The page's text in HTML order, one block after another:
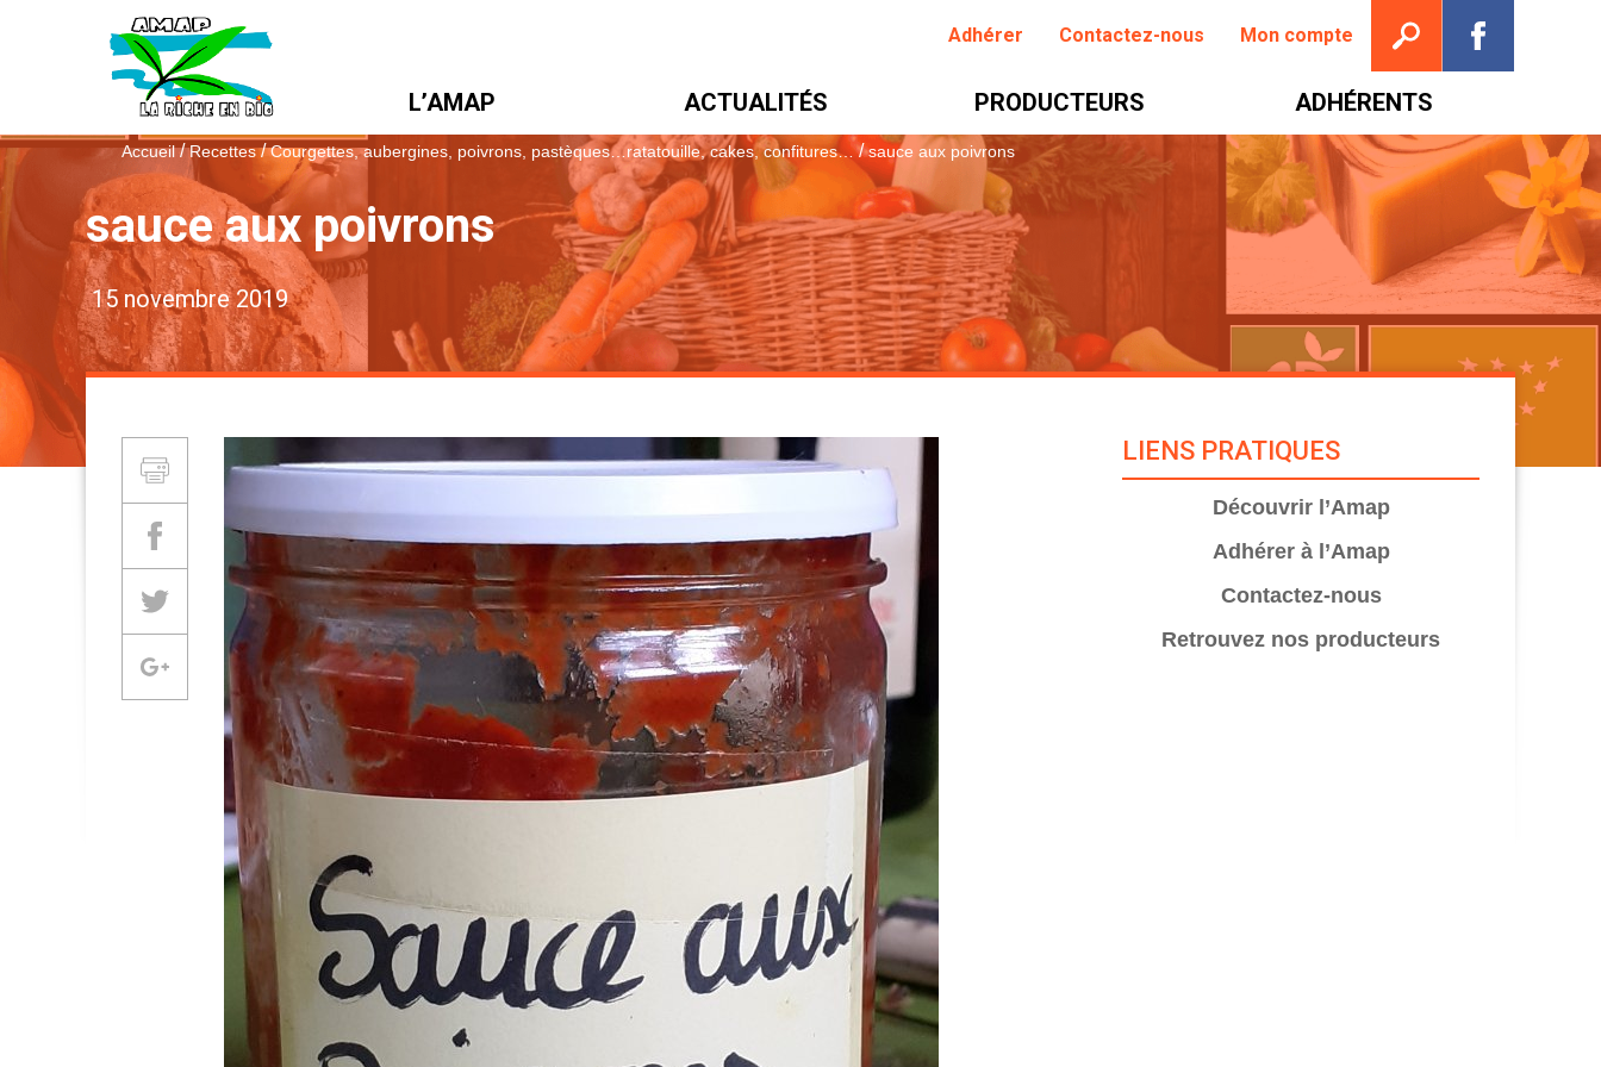
Adhérer Contactez-nous Mon compte
L’AMAP ACTUALITÉS PRODUCTEURS ADHÉRENTS
Ouvrir la recherche
Accueil/Recettes/Courgettes, aubergines, poivrons, pastèques…ratatouille, cakes, confitures…/sauce aux poivrons
sauce aux poivrons
15 novembre 2019
Imprimer
Partager sur Facebook
Partager sur Twitter
Partager sur Google +
LIENS PRATIQUES
Découvrir l’Amap
Adhérer à l’Amap
Contactez-nous
Retrouvez nos producteurs